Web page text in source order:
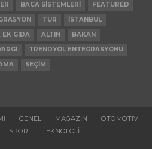
BACA SISTEMLERI
FEATURED
TUR
İSTANBUL
EK GIDA ALTIN
BAKAN
TRENDYOL ENTEGRASYONU
SEÇIM
GENEL MAGAZIN
OTOMOTIV
SPOR TEKNOLOJI